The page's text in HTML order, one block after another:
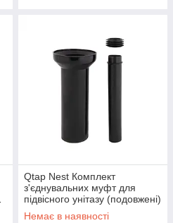
Qtap Nest Комплект
з'єднувальних муфт для
підвісного унітазу (подовжені)
Немає в наявності